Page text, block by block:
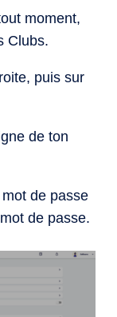
moment,
Clubs.
puis sur
de ton
de passe
de passe.